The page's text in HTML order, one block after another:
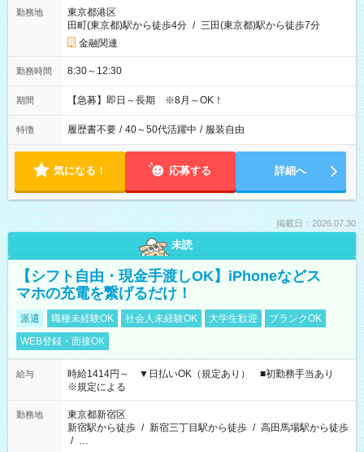
勤務地
東京都港区
田町(東京都)駅から徒歩4分 / 三田(東京都)駅から徒歩7分
金融関連
勤務時間 8:30～12:30
期間 【急募】即日～長期 ※8月～OK！
特徴 履歴書不要 / 40～50代活躍中 / 服装自由
気になる！ 応募する 詳細へ
掲載日：2026.07.30
未読
【シフト自由・現金手渡しOK】iPhoneなどス
マホの充電を繋げるだけ！
派遣 職種未経験OK 社会人未経験OK 大学生歓迎
ブランクOK
WEB登録・面接OK
給与
時給1414円～ ▼日払いOK（規定あり） ■初勤務手当あり
※規定による
勤務地
東京都新宿区
新宿駅から徒歩 / 新宿三丁目駅から徒歩 / 高田馬場駅から徒歩
/ …